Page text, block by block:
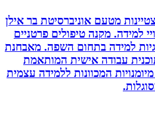
מטעם אוניברסיטת בר אילן
מקנה טיפולים פרטניים
למידה בתחום השפה. מאבחנת
עבודה אישית המותאמת
המכוונות ללמידה עצמית